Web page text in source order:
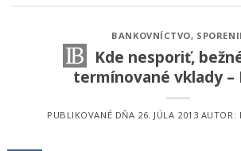
BANKOVNÍCTVO,
Kde nesporiť,
termínované vklady –
PUBLIKOVANÉ DŇA 26. JÚLA 2013 AUTOR: